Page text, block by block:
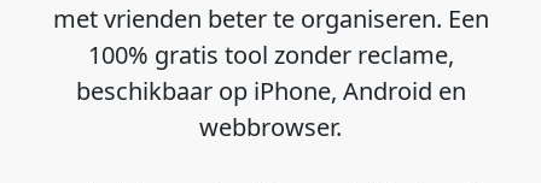
met vrienden beter te organiseren. Een
100% gratis tool zonder reclame,
beschikbaar op iPhone, Android en
webbrowser.